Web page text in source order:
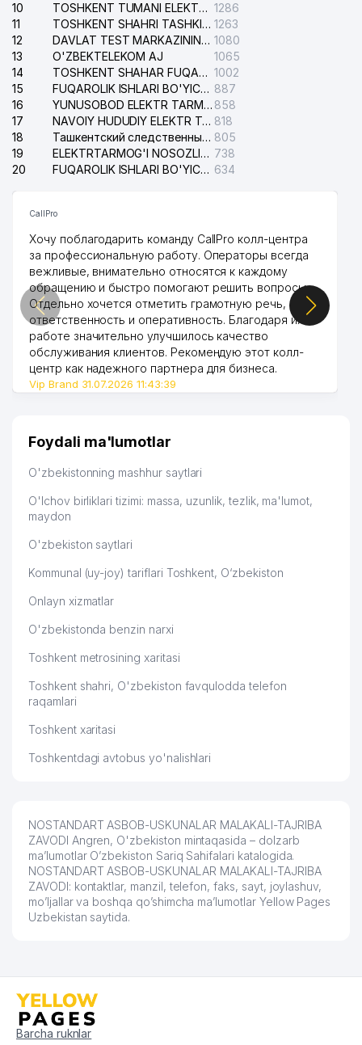
10
TOSHKENT TUMANI ELEKTR TARMOG'I AVARIYA XIZMATI 1286
11
TOSHKENT SHAHRI TASHKILOT TELEFONLARI HAQIDA MA'LUMOT BYUROSI 1263
12
DAVLAT TEST MARKAZINING ISHONCH TELEFONLARI 1080
13
O'ZBEKTELEKOM AJ
1065
14
TOSHKENT SHAHAR FUQAROLIK ISHLARI BO'YICHA SUDI 1002
15
FUQAROLIK ISHLARI BO'YICHA YAKKASAROY TUMANLARARO SUDI 887
16
YUNUSOBOD ELEKTR TARMOG'I NOSOZLIKLARI XIZMATI 858
17
NAVOIY HUDUDIY ELEKTR TARMOQLARI KORXONASI AJ 818
18
Ташкентский следственный изолятор 805
19
ELEKTRTARMOG'I NOSOZLIKLARINI TO'ZATISH SERGELI XIZMATI 738
20
FUQAROLIK ISHLARI BO'YICHA UCH-TEPA TUMANI SUDI 634
CallPro
Хочу поблагодарить команду CallPro колл-центра
за профессиональную работу. Операторы всегда
вежливые, внимательно относятся к каждому
обращению и быстро помогают решить вопросы.
Отдельно хочется отметить грамотную речь,
ответственность и оперативность. Благодаря их
работе значительно улучшилось качество
обслуживания клиентов. Рекомендую этот колл-
центр как надежного партнера для бизнеса.
Vip Brand 31.07.2026 11:43:39
Foydali ma'lumotlar
O'zbekistonning mashhur saytlari
O'lchov birliklari tizimi: massa, uzunlik, tezlik, ma'lumot,
maydon
O'zbekiston saytlari
Kommunal (uy-joy) tariflari Toshkent, O‘zbekiston
Onlayn xizmatlar
O'zbekistonda benzin narxi
Toshkent metrosining xaritasi
Toshkent shahri, O'zbekiston favqulodda telefon
raqamlari
Toshkent xaritasi
Toshkentdagi avtobus yo'nalishlari
NOSTANDART ASBOB-USKUNALAR MALAKALI-TAJRIBA
ZAVODI Angren, O'zbekiston mintaqasida – dolzarb
ma’lumotlar O’zbekiston Sariq Sahifalari katalogida.
NOSTANDART ASBOB-USKUNALAR MALAKALI-TAJRIBA
ZAVODI: kontaktlar, manzil, telefon, faks, sayt, joylashuv,
mo’ljallar va boshqa qo’shimcha ma’lumotlar Yellow Pages
Uzbekistan saytida.
Barcha ruknlar